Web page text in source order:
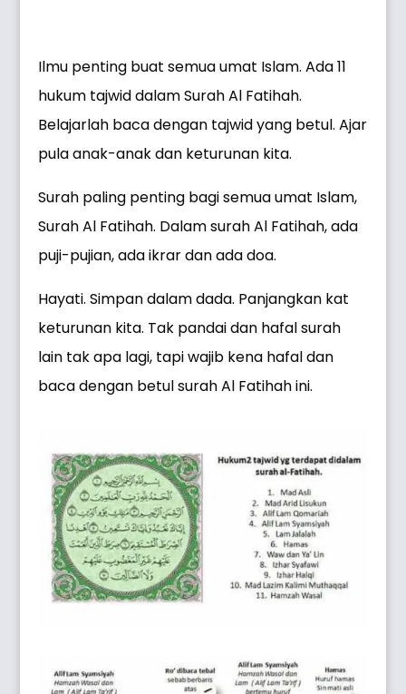
Ilmu penting buat semua umat Islam. Ada 11
hukum tajwid dalam Surah Al Fatihah.
Belajarlah baca dengan tajwid yang betul. Ajar
pula anak-anak dan keturunan kita.
Surah paling penting bagi semua umat Islam,
Surah Al Fatihah. Dalam surah Al Fatihah, ada
puji-pujian, ada ikrar dan ada doa.
Hayati. Simpan dalam dada. Panjangkan kat
keturunan kita. Tak pandai dan hafal surah
lain tak apa lagi, tapi wajib kena hafal dan
baca dengan betul surah Al Fatihah ini.